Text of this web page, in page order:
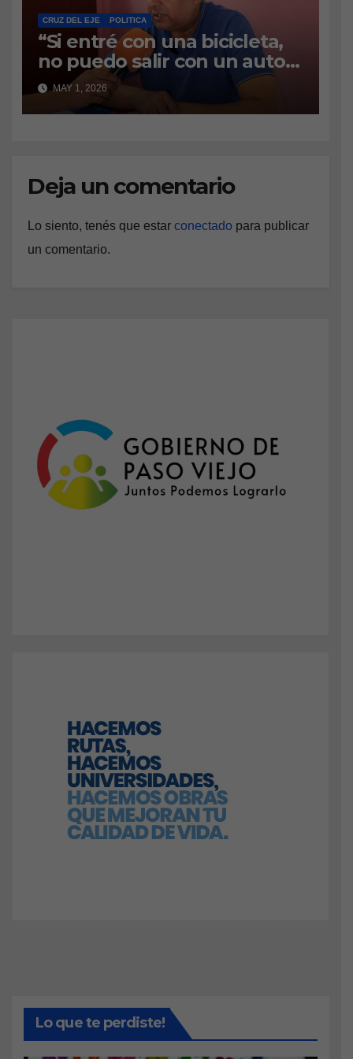
los estudiantes puedan
continuar cursando el
segundo año en la localidad.
CRUZ DEL EJE POLITICA
“Si entré con una bicicleta,
no puedo salir con un auto
de alta gama”
MAY 1, 2026
Deja un comentario
Lo siento, tenés que estar conectado para publicar
un comentario.
Lo que te perdiste!